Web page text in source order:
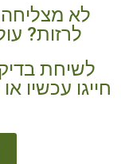
לא
לרזות?
לשיחת
חייגו עכשיו